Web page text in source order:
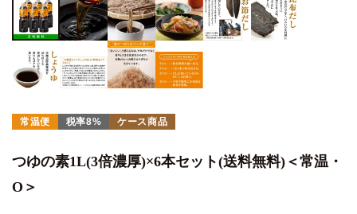
常温便 税率8% ケース商品
つゆの素1L(3倍濃厚)×6本セット(送料無料)＜常温・
O＞